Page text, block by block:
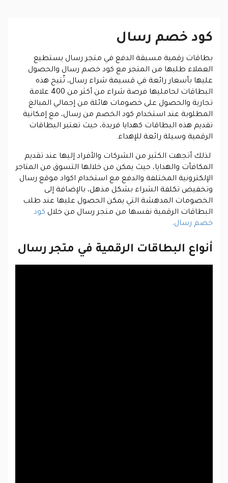
كود خصم رسال
بطاقات رقمية مسبقة الدفع في متجر رسال يستطيع
العملاء طلبها من المتجر مع كود خصم رسال والحصول
عليها بأسعار رائعة في قسيمة شراء رسال، تُتيح هذه
البطاقات لحامليها فرصة شراء من أكثر من 400 علامة
تجارية والحصول على خصومات هائلة من إجمالي المبالغ
المطلوبة عند استخدام كود الخصم من رسال، مع إمكانية
تقديم هذه البطاقات كهدايا فريدة، حيث تعتبر البطاقات
الرقمية وسيلة رائعة للإهداء.
لذلك أتجهت الكثير من الشركات والأفراد إليها عند تقديم
المكافأت والهدايا، حيث يمكن من خلالها التسوق من المتاجر
الإلكترونية المختلفة والدفع مع استخدام اكواد موقع رسال
وتخفيض تكلفة الشراء بشكل مذهل، بالإضافة إلى
الخصومات المدهشة التي يمكن الحصول عليها عند طلب
البطاقات الرقمية نفسها من متجر رسال من خلال كود
خصم رسال.
أنواع البطاقات الرقمية في متجر رسال